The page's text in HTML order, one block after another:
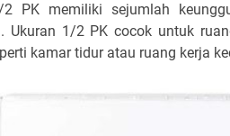
PK memiliki sejumlah
Ukuran 1/2 PK cocok untuk
kamar tidur atau ruang kerja